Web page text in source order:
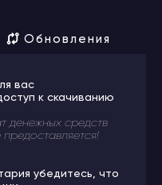
Обновления
вас
к скачиванию
денежных средств
убедитесь, что